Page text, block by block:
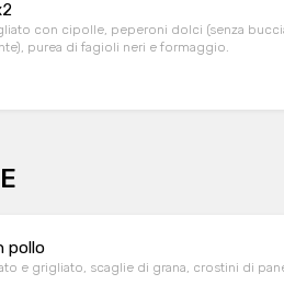
con cipolle, peperoni dolci (senza
purea di fagioli neri e formaggio.
pollo
e grigliato, scaglie di grana, crostini di